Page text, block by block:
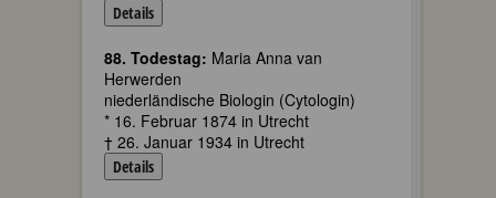
Details
88. Todestag: Maria Anna van
Herwerden
niederländische Biologin (Cytologin)
* 16. Februar 1874 in Utrecht
† 26. Januar 1934 in Utrecht
Details